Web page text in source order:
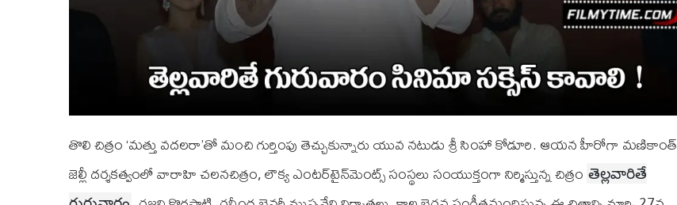
తొలి చిత్రం ‘మత్తు వదలరా’తో మంచి గుర్తింపు తెచ్చుకున్నారు యువ నటుడు శ్రీ సింహా కోడూరి. ఆయ‌న హీరోగా మణికాంత్
జెల్లీ దర్శకత్వంలో వారాహి చలనచిత్రం, లౌక్య ఎంటర్‌టైన్‌మెంట్స్ సంస్థలు సంయుక్తంగా నిర్మిస్తున్న చిత్రం తెల్లవారితే